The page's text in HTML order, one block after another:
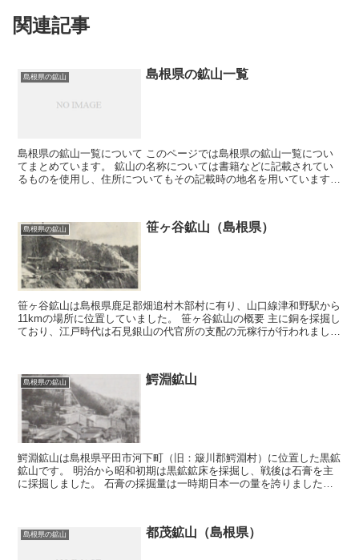
関連記事
島根県の鉱山 島根県の鉱山一覧
島根県の鉱山一覧について このページでは島根県の鉱山一覧につい
てまとめています。 鉱山の名称については書籍などに記載されてい
るものを使用し、住所についてもその記載時の地名を用いています。
島根県の鉱山 笹ヶ谷鉱山（島根県）
笹ヶ谷鉱山は島根県鹿足郡畑追村木部村に有り、山口線津和野駅から
11kmの場所に位置していました。 笹ヶ谷鉱山の概要 主に銅を採掘し
ており、江戸時代は石見銀山の代官所の支配の元稼行が行われまし
島根県の鉱山 鰐淵鉱山
鰐淵鉱山は島根県平田市河下町（旧：簸川郡鰐淵村）に位置した黒鉱
鉱山です。 明治から昭和初期は黒鉱鉱床を採掘し、戦後は石膏を主
に採掘しました。 石膏の採掘量は一時期日本一の量を誇りました。
島根県の鉱山 都茂鉱山（島根県）